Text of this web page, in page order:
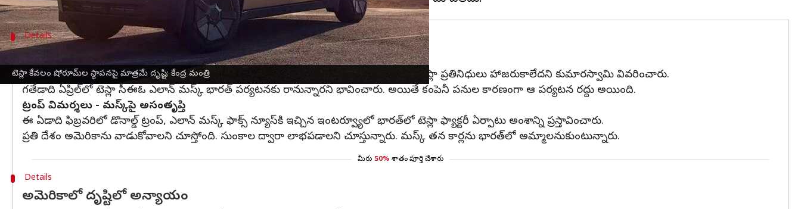
టెస్లా కేవలం షోరూమ్‌ల స్థాపనపై మాత్రమే దృష్టి: కేంద్ర మంత్రి
Details
టెస్లా ప్రతినిధులు హాజరు కాలేదు
మొదటి రౌండ్‌ చర్చలకు మాత్రమే హాజరయ్యారు. తర్వాత జరిగిన రెండో, మూడో రౌండ్‌ సమావేశాలకు టెస్లా ప్రతినిధులు హాజరుకాలేదని కుమారస్వామి వివరించారు.
గతేడాది ఏప్రిల్‌లో టెస్లా సీఈఓ ఎలాన్ మస్క్‌ భారత్ పర్యటనకు రానున్నారని భావించారు. అయితే కంపెనీ పనుల కారణంగా ఆ పర్యటన రద్దు అయింది.
ట్రంప్ విమర్శలు - మస్క్‌పై అసంతృప్తి
ఈ ఏడాది ఫిబ్రవరిలో డొనాల్డ్ ట్రంప్, ఎలాన్ మస్క్ ఫాక్స్ న్యూస్‌కి ఇచ్చిన ఇంటర్వ్యూలో భారత్‌లో టెస్లా ఫ్యాక్టరీ ఏర్పాటు అంశాన్ని ప్రస్తావించారు.
ప్రతి దేశం అమెరికాను వాడుకోవాలని చూస్తోంది. సుంకాల ద్వారా లాభపడాలని చూస్తున్నారు. మస్క్‌ తన కార్లను భారత్‌లో అమ్మాలనుకుంటున్నారు.
మీరు 50% శాతం పూర్తి చేశారు
Details
అమెరికాలో దృష్టిలో అన్యాయం